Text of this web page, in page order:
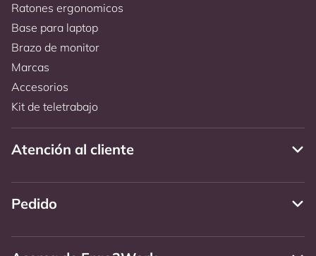
Ratones ergonomicos
Base para laptop
Brazo de monitor
Marcas
Accesorios
Kit de teletrabajo
Atención al cliente
Pedido